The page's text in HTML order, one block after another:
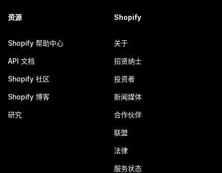
资源
Shopify 帮助中心
API 文档
Shopify 社区
Shopify 博客
研究
Shopify
关于
招贤纳士
投资者
新闻媒体
合作伙伴
联盟
法律
服务状态